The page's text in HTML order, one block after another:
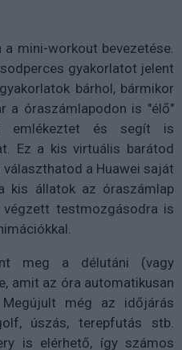
mini-workout bevezetése.
gyakorlatot jelent
bárhol, bármikor
a óraszámlapodon is "élő"
emlékeztet és segít is
Ez a kis virtuális barátod
a Huawei saját
kis állatok az óraszámlap
végzett testmozgásodra is
meg a délutáni (vagy
amit az óra automatikusan
Megújult még az időjárás
úszás, terepfutás stb.
is elérhető, így számos